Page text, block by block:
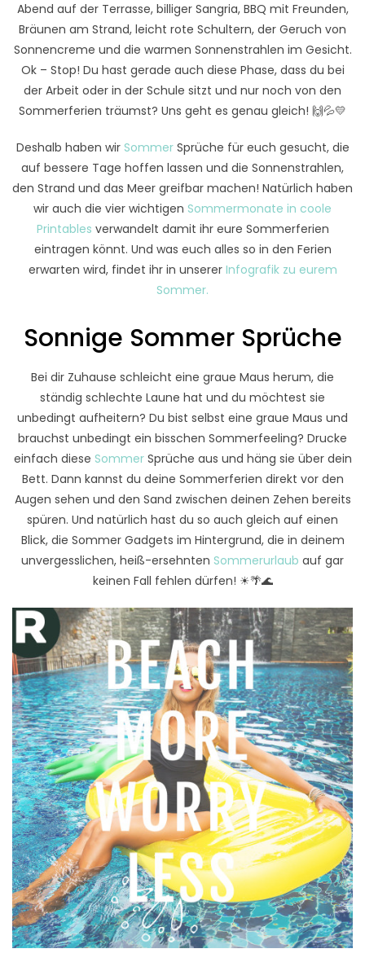
Abend auf der Terrasse, billiger Sangria, BBQ mit Freunden,
Bräunen am Strand, leicht rote Schultern, der Geruch von
Sonnencreme und die warmen Sonnenstrahlen im Gesicht.
Ok – Stop! Du hast gerade auch diese Phase, dass du bei
der Arbeit oder in der Schule sitzt und nur noch von den
Sommerferien träumst? Uns geht es genau gleich! 🙌💦💛
Deshalb haben wir SommerSprüche für euch gesucht, die
auf bessere Tage hoffen lassen und die Sonnenstrahlen,
den Strand und das Meer greifbar machen! Natürlich haben
wir auch die vier wichtigen Sommermonate in coole
Printables verwandelt damit ihr eure Sommerferien
eintragen könnt. Und was euch alles so in den Ferien
erwarten wird, findet ihr in unserer Infografik zu eurem
Sommer.
Sonnige Sommer Sprüche
Bei dir Zuhause schleicht eine graue Maus herum, die
ständig schlechte Laune hat und du möchtest sie
unbedingt aufheitern? Du bist selbst eine graue Maus und
brauchst unbedingt ein bisschen Sommerfeeling? Drucke
einfach diese SommerSprüche aus und häng sie über dein
Bett. Dann kannst du deine Sommerferien direkt vor den
Augen sehen und den Sand zwischen deinen Zehen bereits
spüren. Und natürlich hast du so auch gleich auf einen
Blick, die Sommer Gadgets im Hintergrund, die in deinem
unvergesslichen, heiß-ersehnten Sommerurlaub auf gar
keinen Fall fehlen dürfen! ☀🌴🌊